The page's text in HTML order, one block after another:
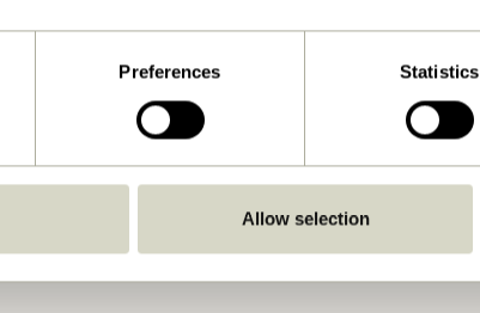
Preferences Statistics
Allow selection